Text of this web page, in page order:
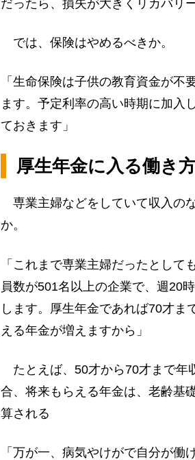
だったら、損失が大きくリカバリ
では、保険はやめるべきか。
「生命保険は子供の教育資金が
ます。予定利率の高い時期に加入
ておきます」
厚生年金に入る働き
専業主婦などをしていて収入の
か。
「これまで専業主婦だったとし
員数が501名以上の企業で、週20
します。厚生年金であれば70才ま
える年金が増えますから」
たとえば、50才から70才まで年
合、将来もらえる年金は、老齢基
算される
「万が一、病気やけがで自分が